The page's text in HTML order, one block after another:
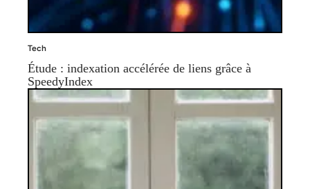
Tech
Étude : indexation accélérée de liens grâce à
SpeedyIndex